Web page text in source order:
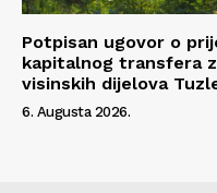
Potpisan ugovor o
kapitalnog transfera
visinskih dijelova
6. Augusta 2026.